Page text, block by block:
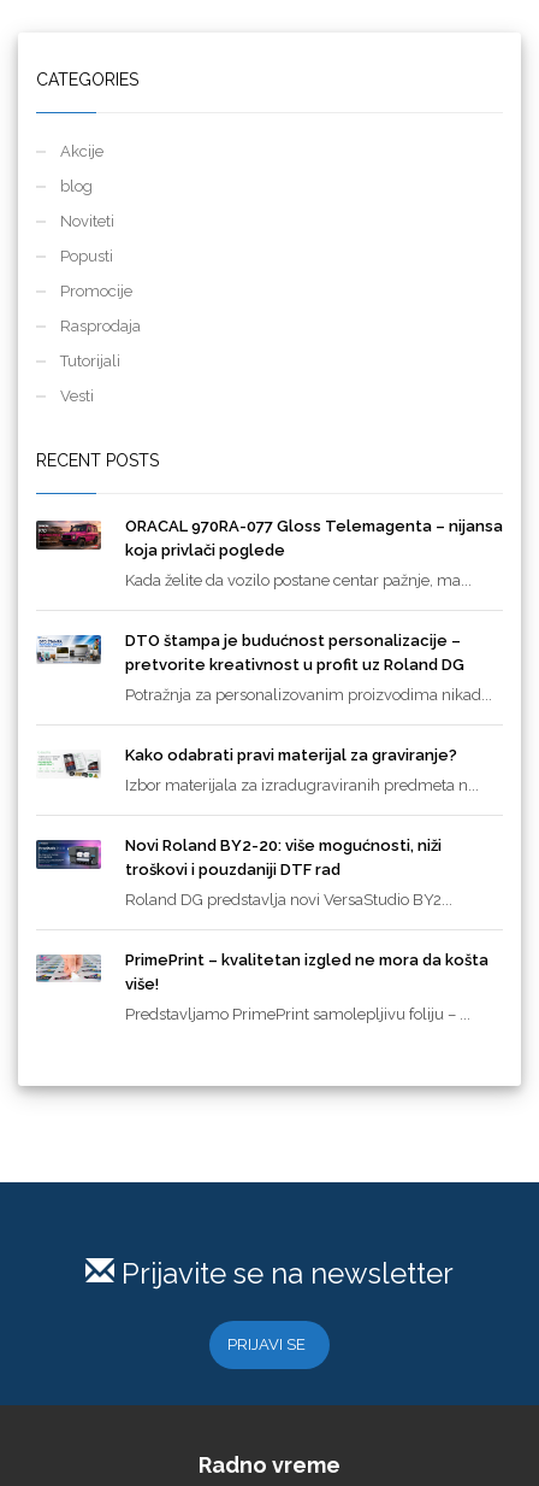
CATEGORIES
Akcije
blog
Noviteti
Popusti
Promocije
Rasprodaja
Tutorijali
Vesti
RECENT POSTS
ORACAL 970RA-077 Gloss Telemagenta – nijansa
koja privlači poglede
Kada želite da vozilo postane centar pažnje, ma...
DTO štampa je budućnost personalizacije –
pretvorite kreativnost u profit uz Roland DG
Potražnja za personalizovanim proizvodima nikad...
Kako odabrati pravi materijal za graviranje?
Izbor materijala za izradugraviranih predmeta n...
Novi Roland BY2-20: više mogućnosti, niži
troškovi i pouzdaniji DTF rad
Roland DG predstavlja novi VersaStudio BY2...
PrimePrint – kvalitetan izgled ne mora da košta
više!
Predstavljamo PrimePrint samolepljivu foliju – ...
Prijavite se na newsletter
PRIJAVI SE
Radno vreme